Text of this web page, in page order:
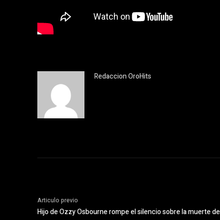
Redaccion OroHits
Articulo previo
Hijo de Ozzy Osbourne rompe el silencio sobre la muerte